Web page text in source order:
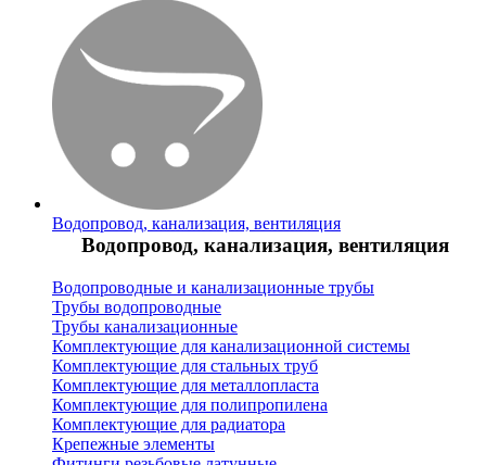
Водопровод, канализация, вентиляция
Водопровод, канализация, вентиляция
Водопроводные и канализационные трубы
Трубы водопроводные
Трубы канализационные
Комплектующие для канализационной системы
Комплектующие для стальных труб
Комплектующие для металлопласта
Комплектующие для полипропилена
Комплектующие для радиатора
Крепежные элементы